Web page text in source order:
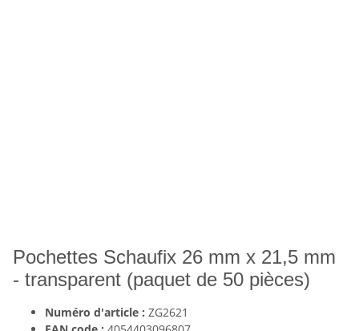
Pochettes Schaufix 26 mm x 21,5 mm
- transparent (paquet de 50 pièces)
Numéro d'article : ZG2621